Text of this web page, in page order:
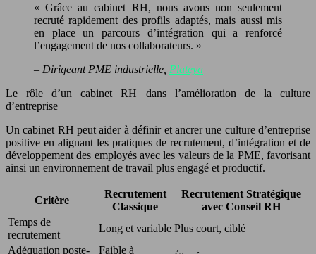
« Grâce au cabinet RH, nous avons non seulement
recruté rapidement des profils adaptés, mais aussi mis
en place un parcours d’intégration qui a renforcé
l’engagement de nos collaborateurs. »
– Dirigeant PME industrielle, Plateya
Le rôle d’un cabinet RH dans l’amélioration de la culture
d’entreprise
Un cabinet RH peut aider à définir et ancrer une culture d’entreprise
positive en alignant les pratiques de recrutement, d’intégration et de
développement des employés avec les valeurs de la PME, favorisant
ainsi un environnement de travail plus engagé et productif.
Critère
Recrutement
Classique
Recrutement Stratégique
avec Conseil RH
Temps de
recrutement
Long et variable Plus court, ciblé
Adéquation poste-
Faible à